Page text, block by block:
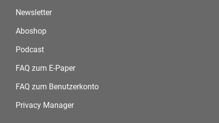
Newsletter
Aboshop
Podcast
FAQ zum E-Paper
FAQ zum Benutzerkonto
Privacy Manager